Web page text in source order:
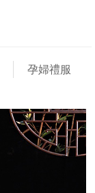
孕婦禮服